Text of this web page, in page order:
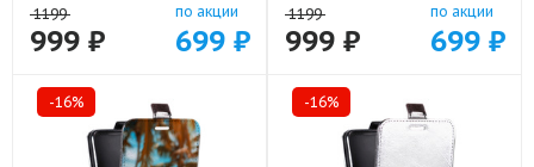
1199
999 ₽
по акции
699 ₽
1199
999 ₽
по акции
699 ₽
-16% -16%